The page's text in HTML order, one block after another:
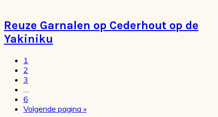
Reuze Garnalen op Cederhout op de
Yakiniku
Pagina
1
Pagina
2
Pagina
3
pagina's
zijn
…
Pagina
6
Ga
Volgende pagina »